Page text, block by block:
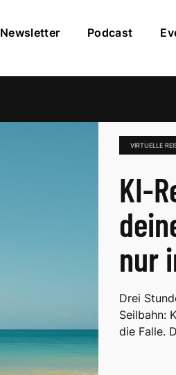
Newsletter Podcast
VIRTUELLE
KI-
nur
Drei
Seilbahn:
die Falle.